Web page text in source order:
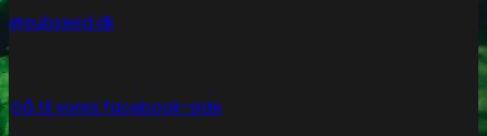
@subseed.dk
Gå til vores facebook-side